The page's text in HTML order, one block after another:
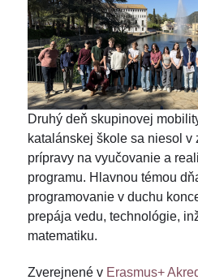
Druhý deň skupinovej
katalánskej škole sa niesol v
prípravy na vyučovanie a
programu. Hlavnou témou
programovanie v duchu
prepája vedu, technológie,
matematiku.
Zverejnené v Erasmus+